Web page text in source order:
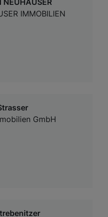
IMMOBILIEN
GmbH